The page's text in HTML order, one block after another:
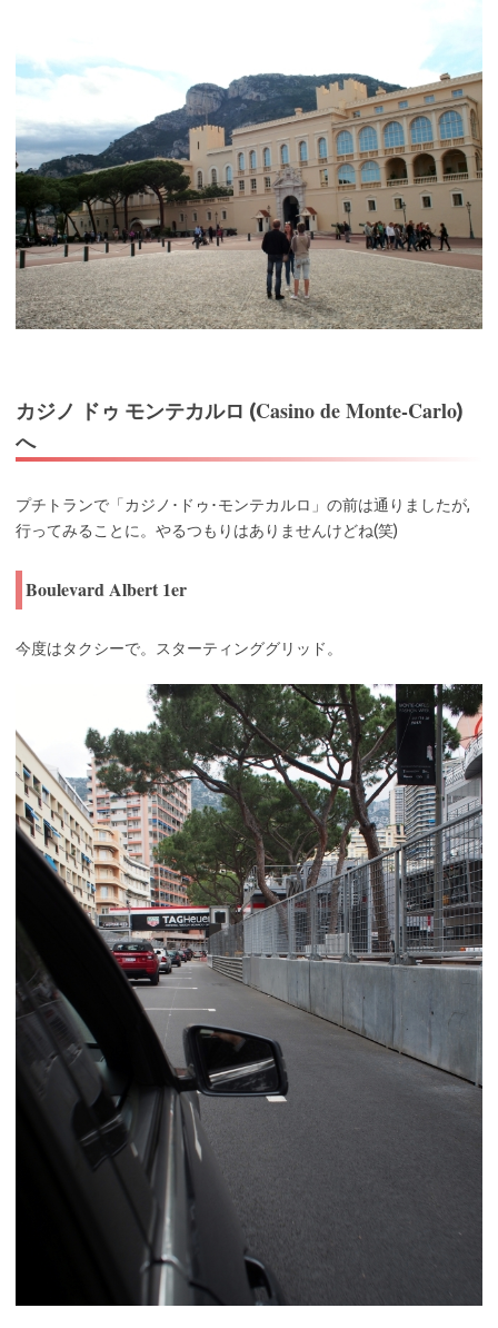
カジノ ドゥ モンテカルロ (Casino de Monte-Carlo)
へ
プチトランで「カジノ･ドゥ･モンテカルロ」の前は通りましたが,
行ってみることに。やるつもりはありませんけどね(笑)
Boulevard Albert 1er
今度はタクシーで。スターティンググリッド。